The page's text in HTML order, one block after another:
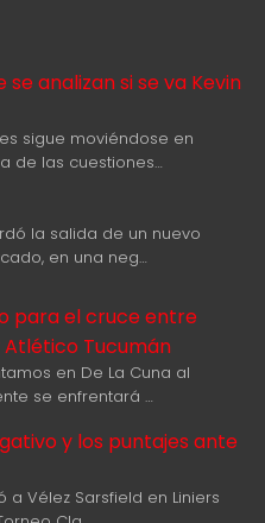
se analizan si se va Kevin
sigue moviéndose en
de las cuestiones…
la salida de un nuevo
en una neg…
para el cruce entre
Tucumán
en De La Cuna al
se enfrentará …
y los puntajes ante
a Vélez Sarsfield en Liniers